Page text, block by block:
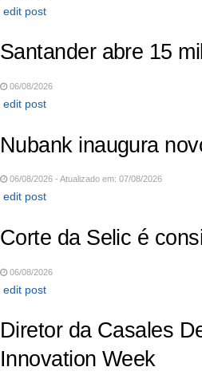
edit post
Santander abre 15
06/08/2026
edit post
Nubank inaugura
06/08/2026 - Atualizado em: 07/08/2026
edit post
Corte da Selic é
06/08/2026
edit post
Diretor da Casales
Innovation Week